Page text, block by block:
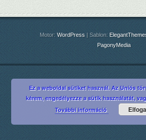
Motor: WordPress | Sablon:
PagonyMedia
Ez a weboldal sütiket használ. Az Uniós
kérem, engedélyezze a sütik használatát,
További információ